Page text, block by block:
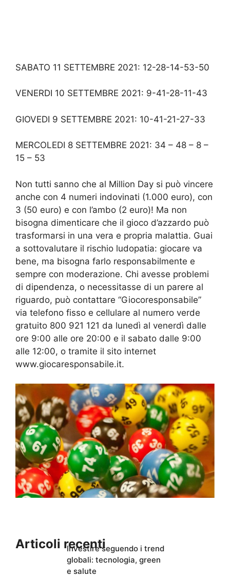
SABATO 11 SETTEMBRE 2021: 12-28-14-53-50
VENERDI 10 SETTEMBRE 2021: 9-41-28-11-43
GIOVEDI 9 SETTEMBRE 2021: 10-41-21-27-33
MERCOLEDI 8 SETTEMBRE 2021: 34 – 48 – 8 –
15 – 53
Non tutti sanno che al Million Day si può vincere
anche con 4 numeri indovinati (1.000 euro), con
3 (50 euro) e con l’ambo (2 euro)! Ma non
bisogna dimenticare che il gioco d’azzardo può
trasformarsi in una vera e propria malattia. Guai
a sottovalutare il rischio ludopatia: giocare va
bene, ma bisogna farlo responsabilmente e
sempre con moderazione. Chi avesse problemi
di dipendenza, o necessitasse di un parere al
riguardo, può contattare “Giocoresponsabile”
via telefono fisso e cellulare al numero verde
gratuito 800 921 121 da lunedì al venerdì dalle
ore 9:00 alle ore 20:00 e il sabato dalle 9:00
alle 12:00, o tramite il sito internet
www.giocaresponsabile.it.
Articoli recentiInvestire seguendo i trend
globali: tecnologia, green
e salute